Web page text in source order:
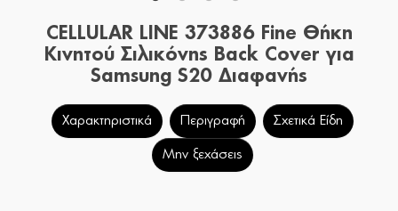
CELLULAR LINE 373886 Fine Θήκη
Κινητού Σιλικόνης Back Cover για
Samsung S20 Διαφανής
Χαρακτηριστικά Περιγραφή Σχετικά Είδη
Μην ξεχάσεις